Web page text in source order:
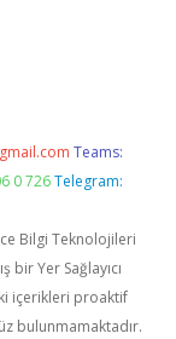
Teams:
0 726 Telegram:
Bilgi Teknolojileri
bir Yer Sağlayıcı
içerikleri proaktif
bulunmamaktadır.